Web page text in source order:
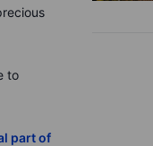
to
part of